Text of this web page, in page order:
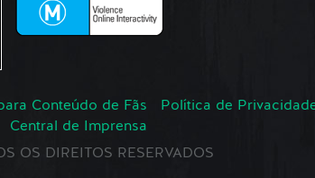
Conteúdo de Fãs
Política de
Central de Imprensa
OS DIREITOS RESERVADOS